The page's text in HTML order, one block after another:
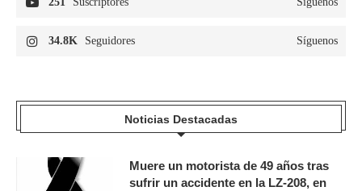
34.8K Seguidores Síguenos
Noticias Destacadas
Muere un motorista de 49 años tras
sufrir un accidente en la LZ-208, en